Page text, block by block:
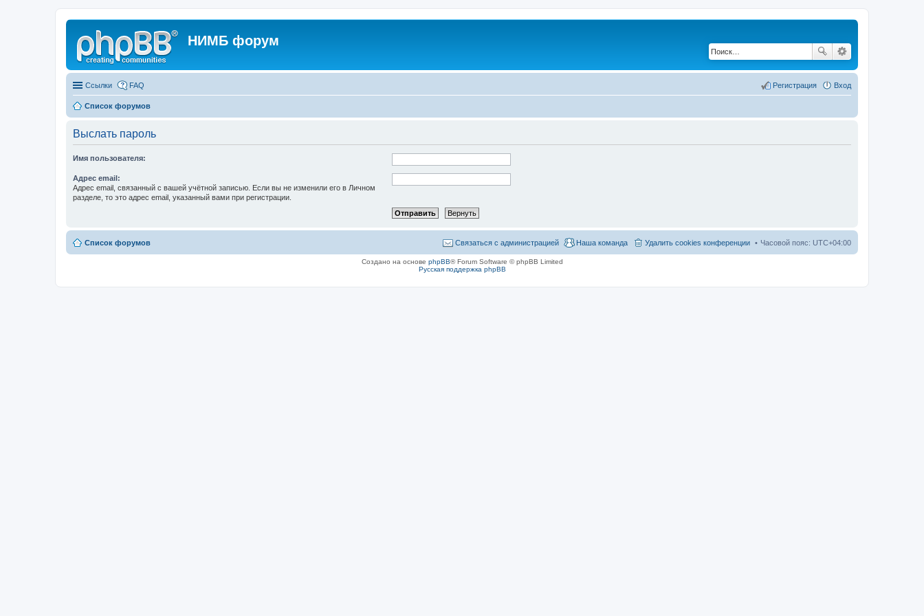
НИМБ форум
Ссылки FAQ Вход
Регистрация
Список форумов
Выслать пароль
Имя пользователя:
Адрес email:
Адрес email, связанный с вашей учётной записью. Если вы не изменили его в Личном
разделе, то это адрес email, указанный вами при регистрации.
Список форумов Часовой пояс: UTC+04:00
Удалить cookies конференции
Наша команда
Связаться с администрацией
Создано на основе phpBB® Forum Software © phpBB Limited
Русская поддержка phpBB